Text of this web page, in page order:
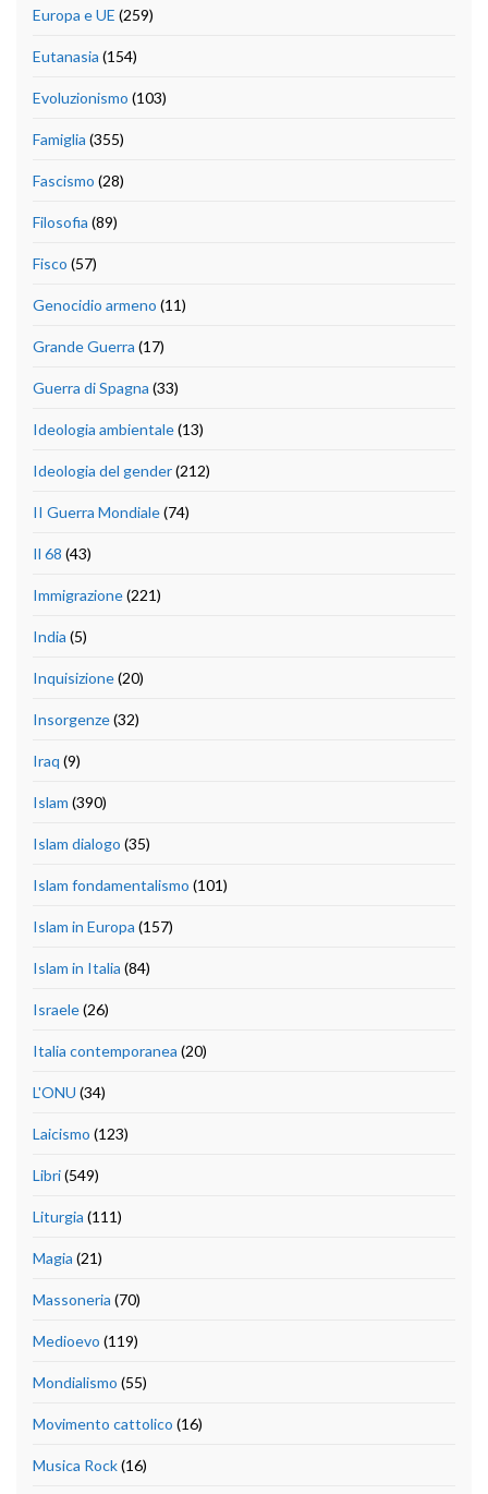
Europa e UE (259)
Eutanasia (154)
Evoluzionismo (103)
Famiglia (355)
Fascismo (28)
Filosofia (89)
Fisco (57)
Genocidio armeno (11)
Grande Guerra (17)
Guerra di Spagna (33)
Ideologia ambientale(13)
Ideologia del gender(212)
II Guerra Mondiale(74)
Il 68 (43)
Immigrazione(221)
India (5)
Inquisizione(20)
Insorgenze(32)
Iraq (9)
Islam (390)
Islam dialogo (35)
Islam fondamentalismo (101)
Islam in Europa (157)
Islam in Italia (84)
Israele(26)
Italia contemporanea (20)
L'ONU (34)
Laicismo (123)
Libri(549)
Liturgia (111)
Magia (21)
Massoneria (70)
Medioevo (119)
Mondialismo (55)
Movimento cattolico (16)
Musica Rock(16)